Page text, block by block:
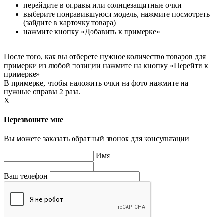
перейдите в оправы или солнцезащитные очки
выберите понравившуюся модель, нажмите посмотреть
(зайдите в карточку товара)
нажмите кнопку «Добавить к примерке»
После того, как вы отберете нужное количество товаров для
примерки из любой позиции нажмите на кнопку «Перейти к
примерке»
В примерке, чтобы наложить очки на фото нажмите на
нужные оправы 2 раза.
X
Перезвоните мне
Вы можете заказать обратный звонок для консультации
Имя
Ваш телефон